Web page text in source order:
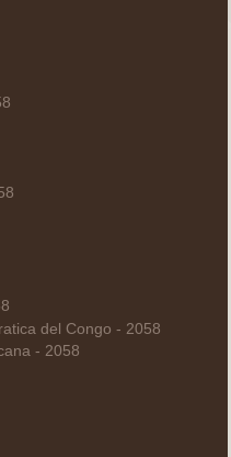
del Congo - 2058
- 2058